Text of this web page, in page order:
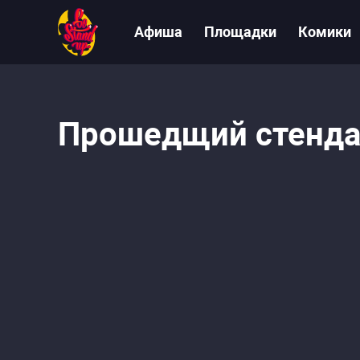
Афиша Площадки Комики
Прошедщий